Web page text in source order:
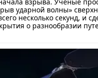
ударной волны»
несколько секунд, и
о разнообразии